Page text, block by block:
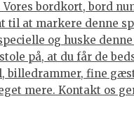
bordkort, bord
til at markere denne
og huske
på, at du får de
billedrammer, fine
mere. Kontakt os